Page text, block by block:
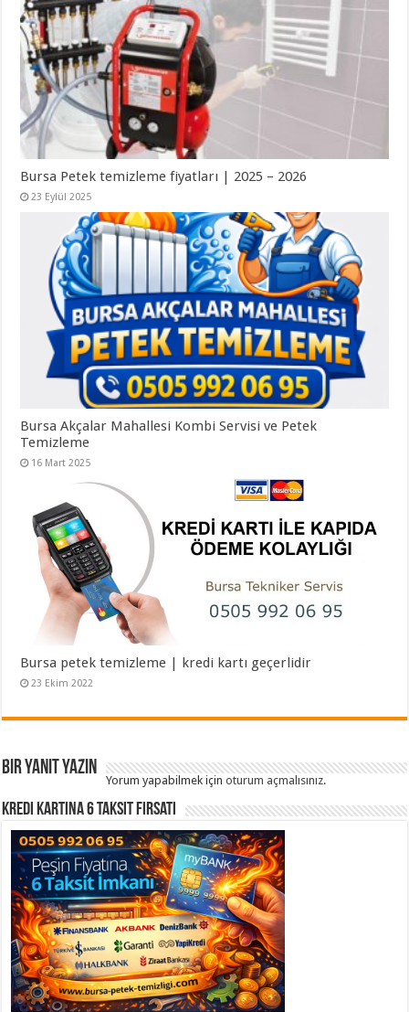
Bursa Petek temizleme fiyatları | 2025 – 2026
23 Eylül 2025
Bursa Akçalar Mahallesi Kombi Servisi ve Petek
Temizleme
16 Mart 2025
Bursa petek temizleme | kredi kartı geçerlidir
23 Ekim 2022
Bir yanıt yazın
Yorum yapabilmek içinoturum açmalısınız.
Kredi Kartına 6 Taksit Fırsatı